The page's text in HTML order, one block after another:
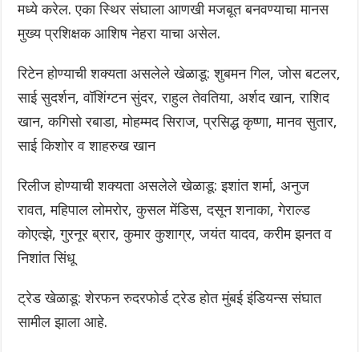
मध्ये करेल. एका स्थिर संघाला आणखी मजबूत बनवण्याचा मानस
मुख्य प्रशिक्षक आशिष नेहरा याचा असेल.
रिटेन होण्याची शक्यता असलेले खेळाडू: शुबमन गिल, जोस बटलर,
साई सुदर्शन, वॉशिंग्टन सुंदर, राहुल तेवतिया, अर्शद खान, राशिद
खान, कगिसो रबाडा, मोहम्मद सिराज, प्रसिद्ध कृष्णा, मानव सुतार,
साई किशोर व शाहरुख खान
रिलीज होण्याची शक्यता असलेले खेळाडू: इशांत शर्मा, अनुज
रावत, महिपाल लोमरोर, कुसल मेंडिस, दसून शनाका, गेराल्ड
कोएत्झे, गुरनूर ब्रार, कुमार कुशाग्र, जयंत यादव, करीम झनत व
निशांत सिंधू
ट्रेड खेळाडू: शेरफन रुदरफोर्ड ट्रेड होत मुंबई इंडियन्स संघात
सामील झाला आहे.